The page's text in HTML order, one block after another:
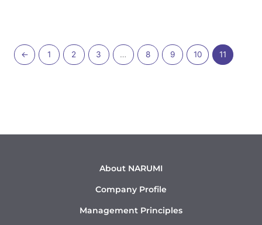
← 1 2 3 … 8 9 10 11
About NARUMI
Company Profile
Management Principles